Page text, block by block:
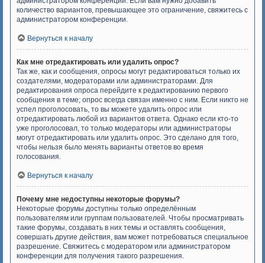
количество вариантов, превышающее это ограничение, свяжитесь с
администратором конференции.
Вернуться к началу
Как мне отредактировать или удалить опрос?
Так же, как и сообщения, опросы могут редактироваться только их
создателями, модераторами или администраторами. Для
редактирования опроса перейдите к редактированию первого
сообщения в теме; опрос всегда связан именно с ним. Если никто не
успел проголосовать, то вы можете удалить опрос или
отредактировать любой из вариантов ответа. Однако если кто-то
уже проголосовал, то только модераторы или администраторы
могут отредактировать или удалить опрос. Это сделано для того,
чтобы нельзя было менять варианты ответов во время
голосования.
Вернуться к началу
Почему мне недоступны некоторые форумы?
Некоторые форумы доступны только определённым
пользователям или группам пользователей. Чтобы просматривать
такие форумы, создавать в них темы и оставлять сообщения,
совершать другие действия, вам может потребоваться специальное
разрешение. Свяжитесь с модератором или администратором
конференции для получения такого разрешения.